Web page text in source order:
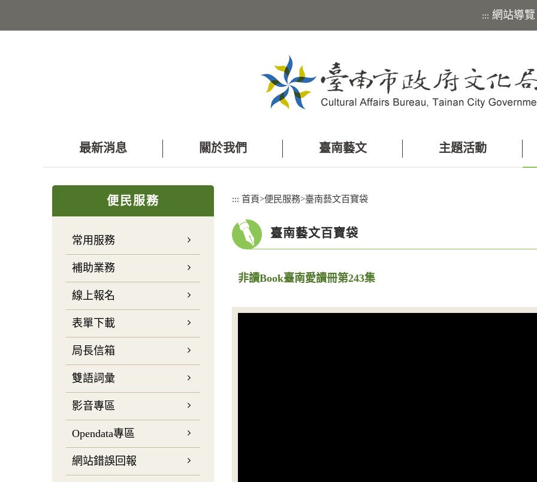
主
::: 網站導覽
最新消息 關於我們 臺南藝文 主題活動
:::
便民服務
常用服務
補助業務
線上報名
表單下載
局長信箱
雙語詞彙
影音專區
Opendata專區
網站錯誤回報
::: 首頁>便民服務>臺南藝文百寶袋
臺南藝文百寶袋
非讀Book臺南愛讀冊第243集